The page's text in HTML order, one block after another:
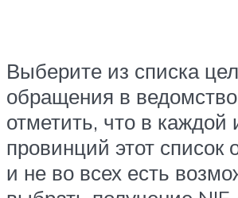
Выберите из списка
обращения в
отметить, что в каждой
провинций этот список
и не во всех есть